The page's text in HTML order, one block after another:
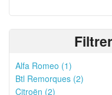
Alfa Romeo (1)
Btl Remorques (2)
Citroën (2)